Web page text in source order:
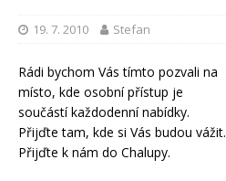
19. 7. 2010 Stefan
Rádi bychom Vás tímto pozvali na
místo, kde osobní přístup je
součástí každodenní nabídky.
Přijďte tam, kde si Vás budou vážit.
Přijďte k nám do Chalupy.